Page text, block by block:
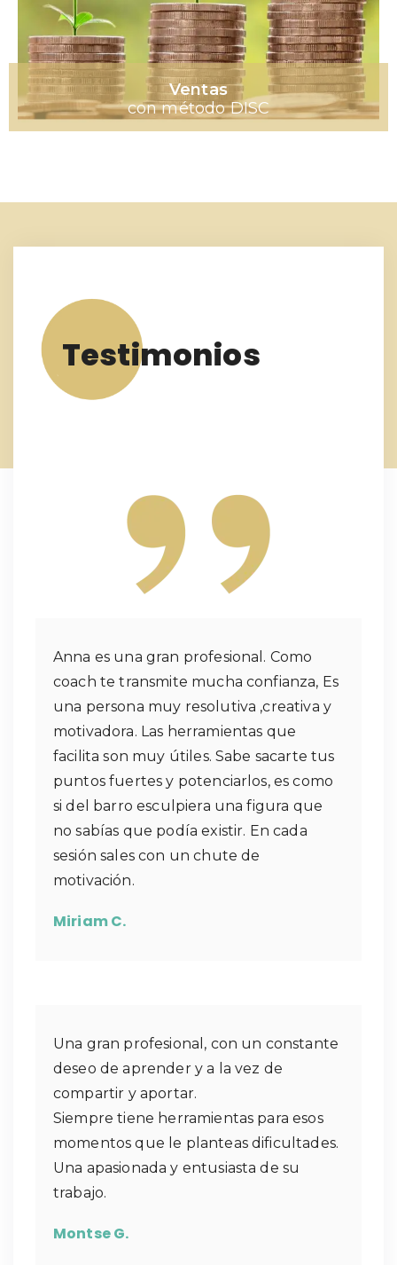
Ventas
con método DISC
Testimonios
Anna es una gran profesional. Como
coach te transmite mucha confianza, Es
una persona muy resolutiva ,creativa y
motivadora. Las herramientas que
facilita son muy útiles. Sabe sacarte tus
puntos fuertes y potenciarlos, es como
si del barro esculpiera una figura que
no sabías que podía existir. En cada
sesión sales con un chute de
motivación.
Miriam C.
Una gran profesional, con un constante
deseo de aprender y a la vez de
compartir y aportar.
Siempre tiene herramientas para esos
momentos que le planteas dificultades.
Una apasionada y entusiasta de su
trabajo.
Montse G.